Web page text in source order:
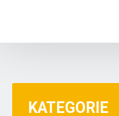
KATEGORIE